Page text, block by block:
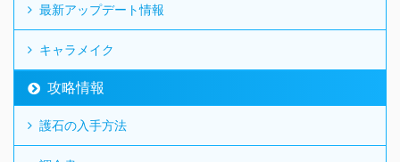
最新アップデート情報
キャラメイク
攻略情報
護石の入手方法